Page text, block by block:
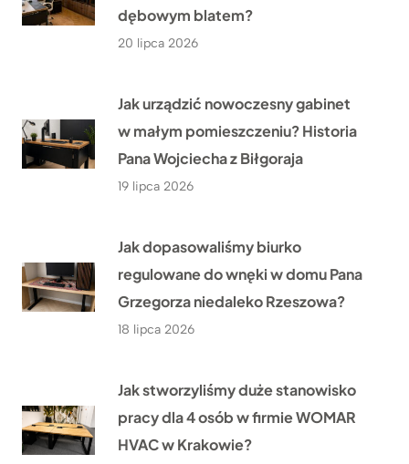
dębowym blatem?
20 lipca 2026
Jak urządzić nowoczesny gabinet
w małym pomieszczeniu? Historia
Pana Wojciecha z Biłgoraja
19 lipca 2026
Jak dopasowaliśmy biurko
regulowane do wnęki w domu Pana
Grzegorza niedaleko Rzeszowa?
18 lipca 2026
Jak stworzyliśmy duże stanowisko
pracy dla 4 osób w firmie WOMAR
HVAC w Krakowie?